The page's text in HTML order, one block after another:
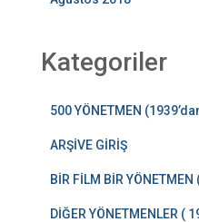
Kategoriler
500 YÖNETMEN
ARŞİVE GİRİŞ
BİR FİLM BİR YÖNETMEN
DİĞER YÖNETMENLER